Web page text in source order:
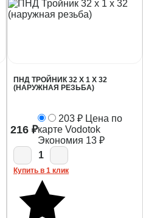
ПНД ТРОЙНИК 32 Х 1 X 32
(НАРУЖНАЯ РЕЗЬБА)
216 ₽
203 ₽ Цена по
карте Vodotok
Экономия 13 ₽
1
Купить в 1 клик